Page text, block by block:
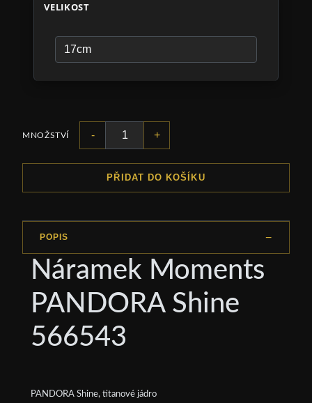
VELIKOST
MNOŽSTVÍ - +
PŘIDAT DO KOŠÍKU
POPIS
Náramek Moments
PANDORA Shine
566543
PANDORA Shine, titanové jádro